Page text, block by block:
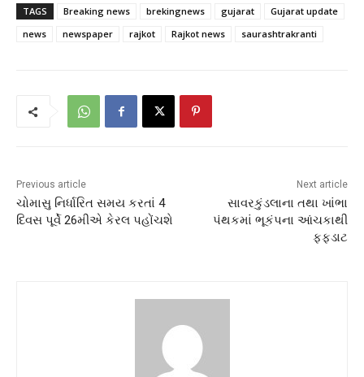
TAGS Breaking news brekingnews gujarat
Gujarat update
news
newspaper rajkot Rajkot news saurashtrakranti
Previous article
ચોમાસુ નિર્ધારિત સમય કરતાં 4
દિવસ પૂર્વે 26મીએ કેરલ પહોંચશે
Next article
સાવરકુંડલાના તથા ખાંભા
પંથકમાં ભૂકંપના આંચકાથી
ફફડાટ